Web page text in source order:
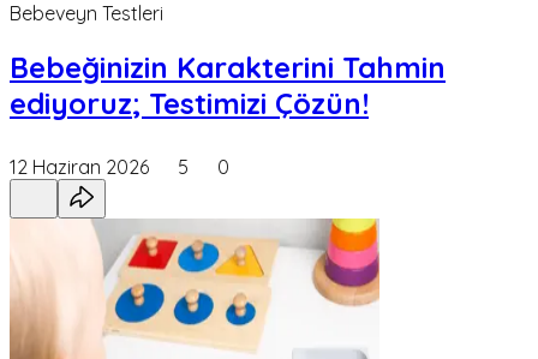
Bebeveyn Testleri
Bebeğinizin Karakterini Tahmin
ediyoruz; Testimizi Çözün!
12 Haziran 2026 5 0